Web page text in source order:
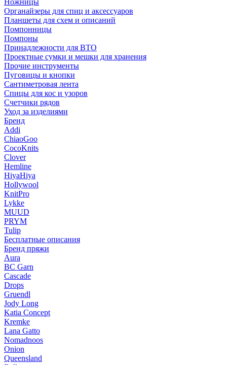
Ножницы
Органайзеры для спиц и аксессуаров
Планшеты для схем и описаний
Помпонницы
Помпоны
Принадлежности для ВТО
Проектные сумки и мешки для хранения
Прочие инструменты
Пуговицы и кнопки
Сантиметровая лента
Спицы для кос и узоров
Счетчики рядов
Уход за изделиями
Бренд
Addi
ChiaoGoo
CocoKnits
Clover
Hemline
HiyaHiya
Hollywool
KnitPro
Lykke
MUUD
PRYM
Tulip
Бесплатные описания
Бренд пряжи
Aura
BC Garn
Cascade
Drops
Gruendl
Jody Long
Katia Concept
Kremke
Lana Gatto
Nomadnoos
Onion
Queensland